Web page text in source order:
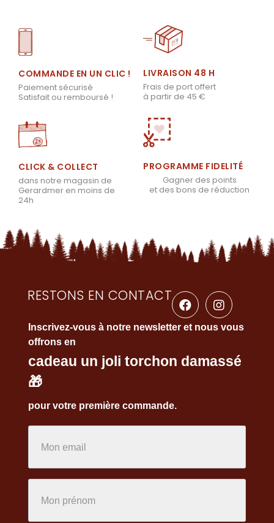
COMMANDE EN UN CLIC !
Paiement sécurisé
Satisfait ou remboursé !
LIVRAISON 48 H
Frais de port offert
à partir de 45 €
CLICK & COLLECT
dans notre magasin de
Gerardmer en moins de
24h
PROGRAMME FIDELITÉ
Gagner des points
et des bons de réduction
RESTONS EN CONTACT
Inscrivez-vous à notre newsletter et nous vous
offrons en
cadeau un joli torchon damassé
🎁
pour votre première commande.